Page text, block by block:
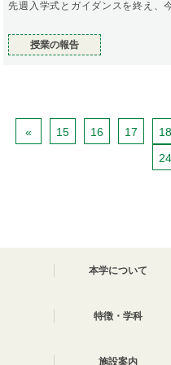
先週入学式とガイダンスを終え、
授業の報告
« 15 16 17 18
24
本学について
特徴・学科
施設案内